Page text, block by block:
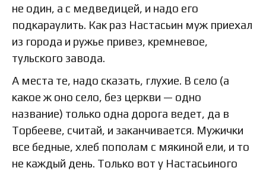
не один, а с медведицей, и надо его
подкараулить. Как раз Настасьин муж приехал
из города и ружье привез, кремневое,
тульского завода.
А места те, надо сказать, глухие. В село (а
какое ж оно село, без церкви — одно
название) только одна дорога ведет, да в
Торбееве, считай, и заканчивается. Мужички
все бедные, хлеб пополам с мякиной ели, и то
не каждый день. Только вот у Настасьиного